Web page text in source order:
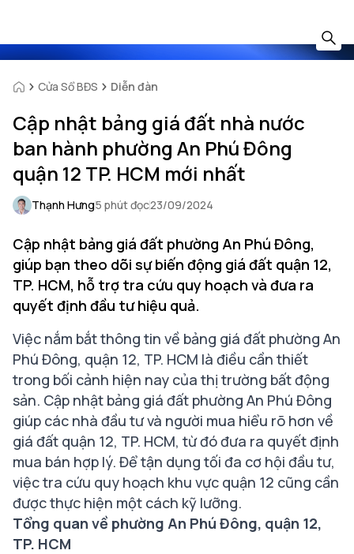
Cửa Sổ BĐS Diễn đàn
Cập nhật bảng giá đất nhà nước
ban hành phường An Phú Đông
quận 12 TP. HCM mới nhất
Thạnh Hưng5 phút đọc23/09/2024
Cập nhật bảng giá đất phường An Phú Đông,
giúp bạn theo dõi sự biến động giá đất quận 12,
TP. HCM, hỗ trợ tra cứu quy hoạch và đưa ra
quyết định đầu tư hiệu quả.
Việc nắm bắt thông tin về bảng giá đất phường An
Phú Đông, quận 12, TP. HCM là điều cần thiết
trong bối cảnh hiện nay của thị trường bất động
sản. Cập nhật bảng giá đất phường An Phú Đông
giúp các nhà đầu tư và người mua hiểu rõ hơn về
giá đất quận 12, TP. HCM, từ đó đưa ra quyết định
mua bán hợp lý. Để tận dụng tối đa cơ hội đầu tư,
việc tra cứu quy hoạch khu vực quận 12 cũng cần
được thực hiện một cách kỹ lưỡng.
Tổng quan về phường An Phú Đông, quận 12,
TP. HCM